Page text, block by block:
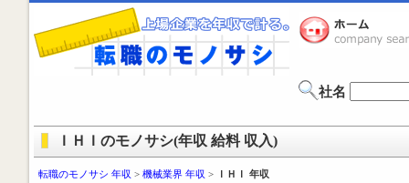
社名
ＩＨＩのモノサシ(年収 給料 収入)
転職のモノサシ 年収 > 機械業界 年収 > ＩＨＩ 年収